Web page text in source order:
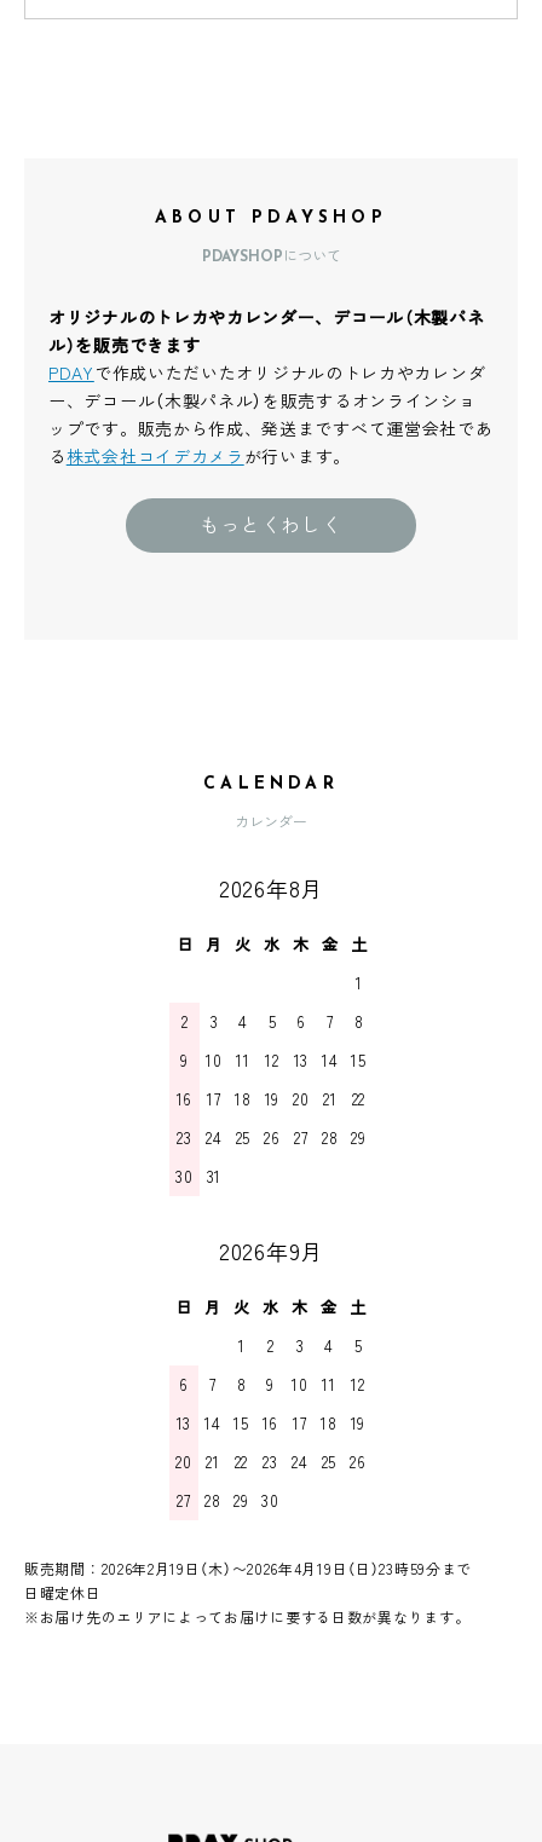
ABOUT PDAYSHOP
PDAYSHOPについて
オリジナルのトレカやカレンダー、デコール（木製パネ
ル）を販売できます
PDAY で作成いただいたオリジナルのトレカやカレンダ
ー、デコール（木製パネル）を販売するオンラインショ
ップです。販売から作成、発送まですべて運営会社であ
る株式会社コイデカメラ が行います。
もっとくわしく
CALENDAR
カレンダー
2026年8月
日 月 火 水 木 金 土
1
2
3 4 5 6 7
8
9
10 11 12 13 14 15
16
17 18 19 20 21
22
23
24 25 26 27 28
29
30
31
2026年9月
日 月 火 水 木 金 土
1
2 3 4
5
6
7 8 9 10 11
12
13
14 15 16 17 18
19
20
21 22 23 24 25
26
27
28 29 30
販売期間：2026年2月19日（木）〜2026年4月19日（日）23時59分まで
日曜定休日
※お届け先のエリアによってお届けに要する日数が異なります。